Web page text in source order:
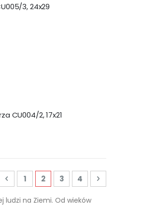
3, 24x29
CU004/2, 17x21
Strona
Strona
Poprzednie
Strona
1 Aktualnie czytasz stronę
2 Strona
3 Strona
4 Strona
Następne
ludzi na Ziemi. Od wieków